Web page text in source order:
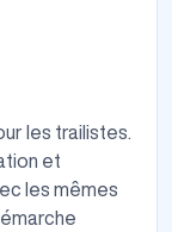
les trailistes.
et
les mêmes